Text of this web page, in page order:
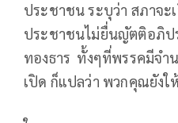
ประชาชน ระบุว่า สภาจะ
ประชาชนไม่ยื่นญัตติอภิป
ทองธาร ทั้งๆที่พรรคมีจำ
เปิด ก็แปลว่า พวกคุณยังใ